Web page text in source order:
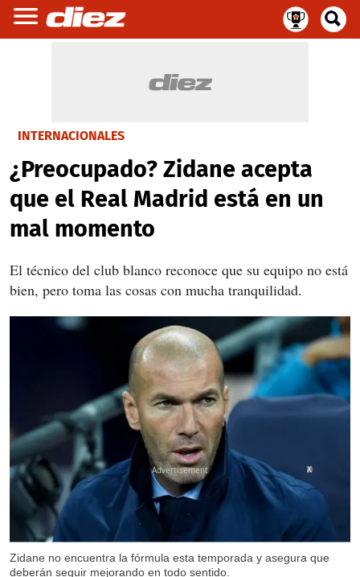
INTERNACIONALES
¿Preocupado? Zidane acepta
que el Real Madrid está en un
mal momento
El técnico del club blanco reconoce que su equipo no está
bien, pero toma las cosas con mucha tranquilidad.
Zidane no encuentra la fórmula esta temporada y asegura que
deberán seguir mejorando en todo sentido.
X